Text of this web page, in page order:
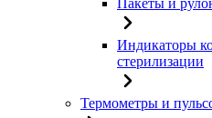
Пакеты и
Индикаторы
стерилизации
Термометры и